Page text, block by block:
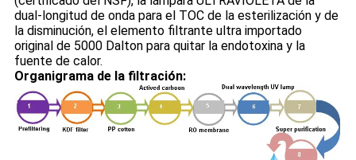
dual-longitud de onda para el TOC de la esterilización y de
la disminución, el elemento filtrante ultra importado
original de 5000 Dalton para quitar la endotoxina y la
fuente de calor.
Organigrama de la filtración: